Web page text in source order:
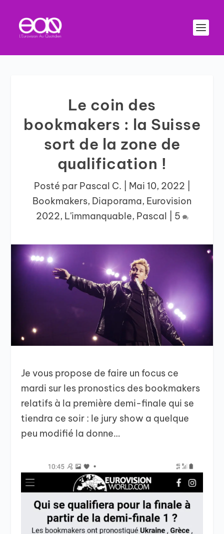
Le coin des
bookmakers : la Suisse
sort de la zone de
qualification !
Posté par Pascal C. Mai 10, 2022
Bookmakers, Diaporama, Eurovision
2022, L'immanquable, Pascal 5
Je vous propose de faire un focus ce
mardi sur les pronostics des bookmakers
relatifs à la première demi-finale qui se
tiendra ce soir : le jury show a quelque
peu modifié la donne…